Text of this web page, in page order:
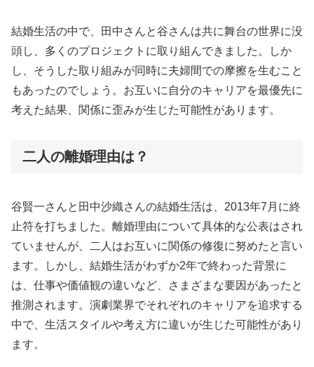
結婚生活の中で、田中さんと谷さんは共に舞台の世界に没
頭し、多くのプロジェクトに取り組んできました。しか
し、そうした取り組みが同時に夫婦間での摩擦を生むこと
もあったのでしょう。お互いに自分のキャリアを最優先に
考えた結果、関係に歪みが生じた可能性があります。
二人の離婚理由は？
谷賢一さんと田中沙織さんの結婚生活は、2013年7月に終
止符を打ちました。離婚理由について具体的な公表はされ
ていませんが、二人はお互いに関係の修復に努めたと言い
ます。しかし、結婚生活がわずか2年で終わった背景に
は、仕事や価値観の違いなど、さまざまな要因があったと
推測されます。演劇業界でそれぞれのキャリアを追求する
中で、生活スタイルや考え方に違いが生じた可能性があり
ます。